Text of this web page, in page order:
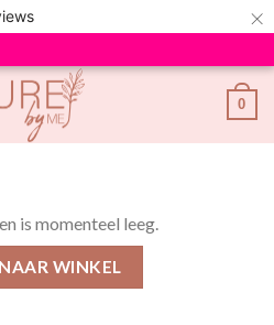
×
0
is momenteel leeg.
WINKEL